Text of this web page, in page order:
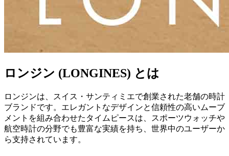
ロンジン (LONGINES) とは
ロンジンは、スイス・サンティミエで創業された老舗の時計
ブランドです。エレガントなデザインと信頼性の高いムーブ
メントを組み合わせたタイムピースは、スポーツウォッチや
航空時計の分野でも豊富な実績を持ち、世界中のユーザーか
ら支持されています。